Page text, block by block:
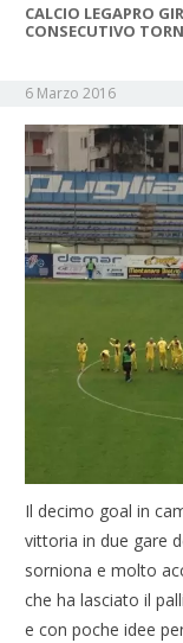
CALCIO LEGAPRO
CONSECUTIVO
6 Marzo 2016
Il decimo goal in
vittoria in due gare
sorniona e molto
che ha lasciato il
e con poche idee